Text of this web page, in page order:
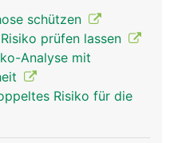
schützen
prüfen lassen
Analyse mit
Risiko für die